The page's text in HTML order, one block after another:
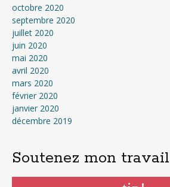
octobre 2020
septembre 2020
juillet 2020
juin 2020
mai 2020
avril 2020
mars 2020
février 2020
janvier 2020
décembre 2019
Soutenez mon travail